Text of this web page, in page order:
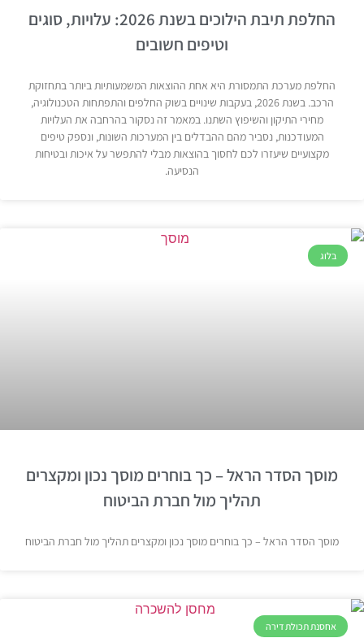
החלפת תיבת הילוכים בשנת 2026: עלויות, סוגים
וטיפים חשובים
החלפת מערכת התמסורת היא אחת ההוצאות המשמעותיות ביותר בתחזוקת
הרכב. בשנת 2026, בעקבות שינויים בשוק החלפים והתפתחות הטכנולוגיה,
מחירי התיקון והשיפוץ השתנו. במאמר זה נסקור בהרחבה את העלויות
המעודכנות, נסביר מהם ההבדלים בין המערכות השונות, ונספק טיפים
מקצועיים שיעזרו לכם לחסוך בהוצאות מבלי להתפשר על איכות ובטיחות
הנסיעה.
בלוג
מוסך הסדר הראל – כך בוחרים מוסך נכון ומקצרים
תהליך מול חברת הביטוח
מוסך הסדר הראל – כך בוחרים מוסך נכון ומקצרים תהליך מול חברת הביטוח
אחסנת תכולת דירה